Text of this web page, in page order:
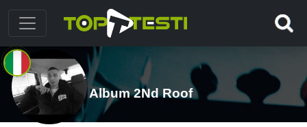
Album 2Nd Roof